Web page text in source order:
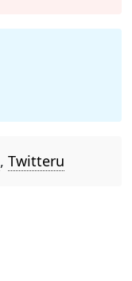
, Twitteru